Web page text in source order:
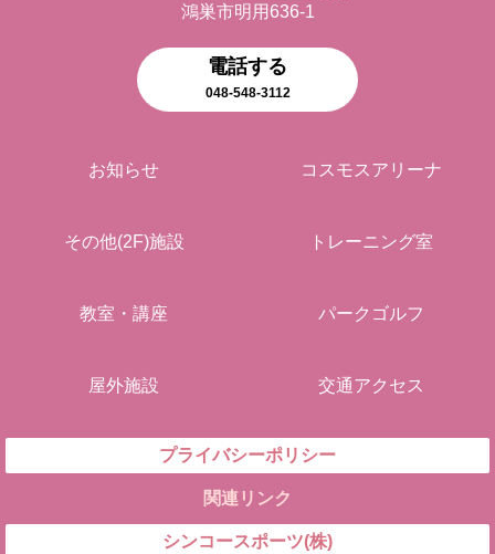
鴻巣市明用636-1
電話する
048-548-3112
お知らせ コスモスアリーナ
その他(2F)施設 トレーニング室
教室・講座 パークゴルフ
屋外施設 交通アクセス
プライバシーポリシー
関連リンク
シンコースポーツ(株)